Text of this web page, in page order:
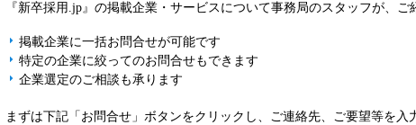
『新卒採用.jp』の掲載企業・サービスについて事務局のスタッフが、
掲載企業に一括お問合せが可能です
特定の企業に絞ってのお問合せもできます
企業選定のご相談も承ります
まずは下記「お問合せ」ボタンをクリックし、ご連絡先、ご要望等を